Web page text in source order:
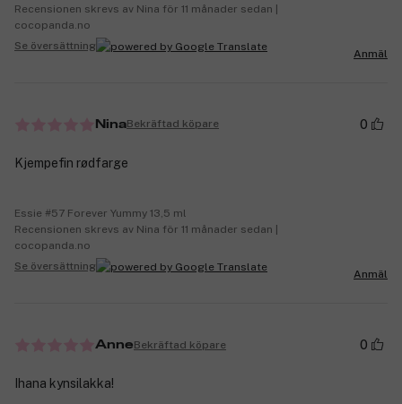
Recensionen skrevs av Nina för 11 månader sedan |
cocopanda.no
Se översättning
Anmäl
NinaBekräftad köpare 0
Kjempefin rødfarge
Essie #57 Forever Yummy 13,5 ml
Recensionen skrevs av Nina för 11 månader sedan |
cocopanda.no
Se översättning
Anmäl
AnneBekräftad köpare 0
Ihana kynsilakka!